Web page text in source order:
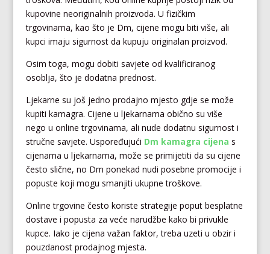
kupovine neoriginalnih proizvoda. U fizičkim
trgovinama, kao što je Dm, cijene mogu biti više, ali
kupci imaju sigurnost da kupuju originalan proizvod.
Osim toga, mogu dobiti savjete od kvalificiranog
osoblja, što je dodatna prednost.
Ljekarne su još jedno prodajno mjesto gdje se može
kupiti kamagra. Cijene u ljekarnama obično su više
nego u online trgovinama, ali nude dodatnu sigurnost i
stručne savjete. Uspoređujući Dm kamagra cijena s
cijenama u ljekarnama, može se primijetiti da su cijene
često slične, no Dm ponekad nudi posebne promocije i
popuste koji mogu smanjiti ukupne troškove.
Online trgovine često koriste strategije poput besplatne
dostave i popusta za veće narudžbe kako bi privukle
kupce. Iako je cijena važan faktor, treba uzeti u obzir i
pouzdanost prodajnog mjesta.